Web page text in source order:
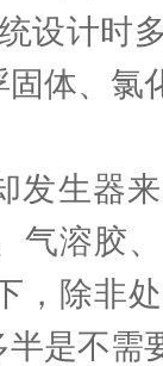
设计时
体、氯
生器来
气溶胶
，除非
是不需